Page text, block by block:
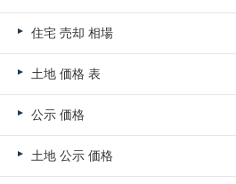
住宅 売却 相場
土地 価格 表
公示 価格
土地 公示 価格